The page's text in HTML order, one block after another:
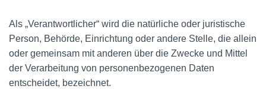
Als „Verantwortlicher“ wird die natürliche oder juristische
Person, Behörde, Einrichtung oder andere Stelle, die allein
oder gemeinsam mit anderen über die Zwecke und Mittel
der Verarbeitung von personenbezogenen Daten
entscheidet, bezeichnet.